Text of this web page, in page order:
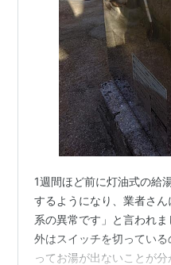
1週間ほど前に灯油式の給
するようになり、業者さ
系の異常です」と言われ
外はスイッチを切ってい
ってお湯が出ないことが